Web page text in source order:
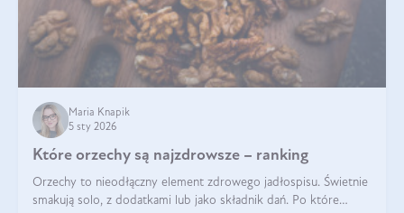
Maria Knapik
5 sty 2026
Które orzechy są najzdrowsze – ranking
Orzechy to nieodłączny element zdrowego jadłospisu. Świetnie
smakują solo, z dodatkami lub jako składnik dań. Po które